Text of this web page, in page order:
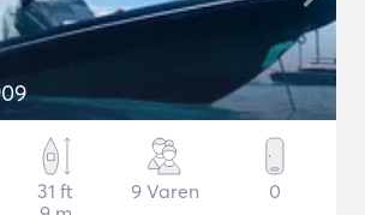
31 ft
9 Varen 0